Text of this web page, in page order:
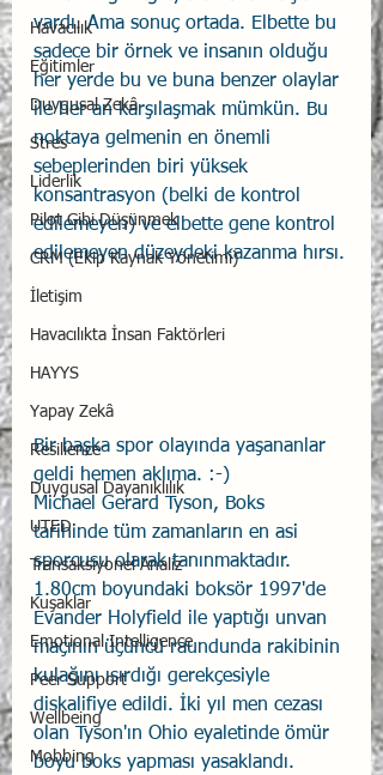
Havacılık
Eğitimler
Duygusal Zekâ
Stres
Liderlik
Pilot Gibi Düşünmek
CRM (Ekip Kaynak Yönetimi)
İletişim
Havacılıkta İnsan Faktörleri
HAYYS
Yapay Zekâ
Resilience
Duygusal Dayanıklılık
UTED
Transaksiyonel Analiz
Kuşaklar
Emotional Intelligence
Peer Support
Wellbeing
Mobbing
vardı. Ama sonuç ortada. Elbette bu
sadece bir örnek ve insanın olduğu
her yerde bu ve buna benzer olaylar
ile her an karşılaşmak mümkün. Bu
noktaya gelmenin en önemli
sebeplerinden biri yüksek
konsantrasyon (belki de kontrol
edilemeyen) ve elbette gene kontrol
edilemeyen düzeydeki kazanma hırsı.
Bir başka spor olayında yaşananlar
geldi hemen aklıma. :-)
Michael Gerard Tyson, Boks
tarihinde tüm zamanların en asi
sporcusu olarak tanınmaktadır.
1.80cm boyundaki boksör 1997'de
Evander Holyfield ile yaptığı unvan
maçının üçüncü raundunda rakibinin
kulağını ısırdığı gerekçesiyle
diskalifiye edildi. İki yıl men cezası
olan Tyson'ın Ohio eyaletinde ömür
boyu boks yapması yasaklandı.